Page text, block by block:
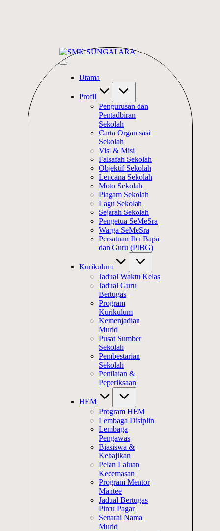
SMK
SUNGAI
#KetekunanNadiKecemerlangan
#SeMeSradiHati
Utama
Profil
Pengurusan dan
Pentadbiran
Sekolah
Carta Organisasi
Sekolah
Visi & Misi
Falsafah Sekolah
Objektif Sekolah
Lencana Sekolah
Moto Sekolah
Piagam Sekolah
Lagu Sekolah
Sejarah Sekolah
Pengetua SeMeSra
Warga SeMeSra
Persatuan Ibu Bapa
dan Guru (PIBG)
Kurikulum
Jadual Waktu Kelas
Jadual Guru
Bertugas
Program
Kurikulum
Kemenjadian
Murid
Pusat Sumber
Sekolah
Pembestarian
Sekolah
Penilaian &
Peperiksaan
HEM
Program HEM
Lembaga Disiplin
Lembaga
Pengawas
Biasiswa &
Kebajikan
Pelan Laluan
Kecemasan
Program Mentor
Mantee
Jadual Bertugas
Pintu Pagar
Senarai Nama
Murid